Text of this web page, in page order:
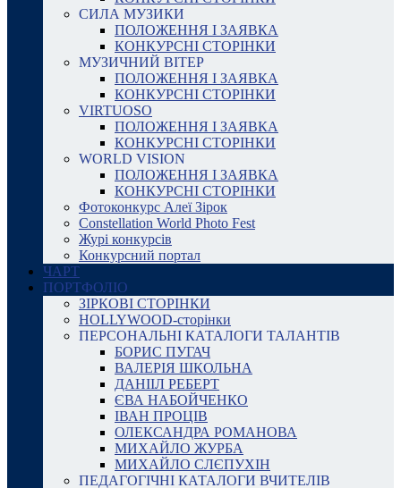
СИЛА МУЗИКИ
ПОЛОЖЕННЯ І ЗАЯВКА
КОНКУРСНІ СТОРІНКИ
МУЗИЧНИЙ ВІТЕР
ПОЛОЖЕННЯ І ЗАЯВКА
КОНКУРСНІ СТОРІНКИ
VIRTUOSO
ПОЛОЖЕННЯ І ЗАЯВКА
КОНКУРСНІ СТОРІНКИ
WORLD VISION
ПОЛОЖЕННЯ І ЗАЯВКА
КОНКУРСНІ СТОРІНКИ
Фотоконкурс Алеї Зірок
Constellation World Photo Fest
Журі конкурсів
Конкурсний портал
ЧАРТ
ПОРТФОЛІО
ЗІРКОВІ СТОРІНКИ
HOLLYWOOD-сторінки
ПЕРСОНАЛЬНІ КАТАЛОГИ ТАЛАНТІВ
БОРИС ПУГАЧ
ВАЛЕРІЯ ШКОЛЬНА
ДАНІІЛ РЕБЕРТ
ЄВА НАБОЙЧЕНКО
ІВАН ПРОЦІВ
ОЛЕКСАНДРА РОМАНОВА
МИХАЙЛО ЖУРБА
МИХАЙЛО СЛЄПУХІН
ПЕДАГОГІЧНІ КАТАЛОГИ ВЧИТЕЛІВ